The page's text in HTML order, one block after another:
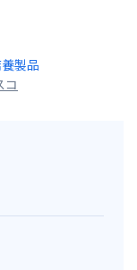
製品
コ